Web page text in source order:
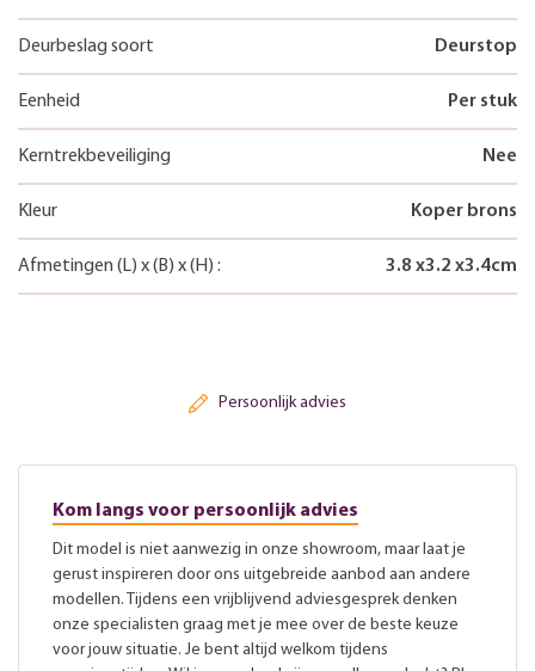
Deurbeslag soort Deurstop
Eenheid Per stuk
Kerntrekbeveiliging Nee
Kleur Koper brons
Afmetingen (L) x(B) x(H) : 3.8 x3.2 x3.4cm
Persoonlijk advies
Kom langs voor persoonlijk advies
Dit model is niet aanwezig in onze showroom, maar laat je
gerust inspireren door ons uitgebreide aanbod aan andere
modellen. Tijdens een vrijblijvend adviesgesprek denken
onze specialisten graag met je mee over de beste keuze
voor jouw situatie. Je bent altijd welkom tijdens